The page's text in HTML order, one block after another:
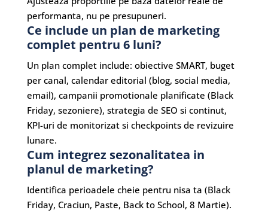
performanta, nu pe presupuneri.
Ce include un plan de marketing
complet pentru 6 luni?
Un plan complet include: obiective SMART, buget
per canal, calendar editorial (blog, social media,
email), campanii promotionale planificate (Black
Friday, sezoniere), strategia de SEO si continut,
KPI-uri de monitorizat si checkpoints de revizuire
lunare.
Cum integrez sezonalitatea in
planul de marketing?
Identifica perioadele cheie pentru nisa ta (Black
Friday, Craciun, Paste, Back to School, 8 Martie).